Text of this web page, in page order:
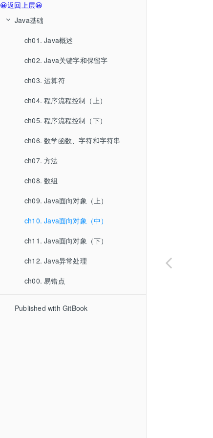
😀返回上层😀
Java基础
ch01. Java概述
ch02. Java关键字和保留字
ch03. 运算符
ch04. 程序流程控制（上）
ch05. 程序流程控制（下）
ch06. 数学函数、字符和字符串
ch07. 方法
ch08. 数组
ch09. Java面向对象（上）
ch10. Java面向对象（中）
ch11. Java面向对象（下）
ch12. Java异常处理
ch00. 易错点
Published with GitBook